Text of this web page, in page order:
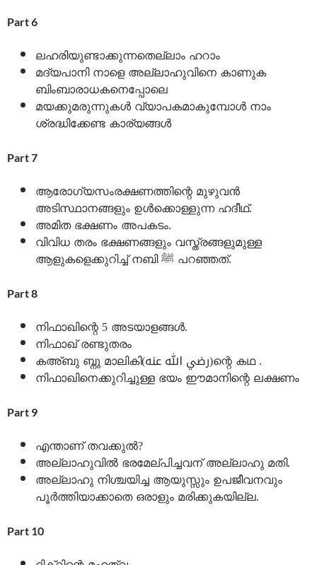
Part 6
ലഹരിയുണ്ടാക്കുന്നതെല്ലാം ഹറാം
മദ്യപാനി നാളെ അല്ലാഹുവിനെ കാണുക
ബിംബാരാധകനെപ്പോലെ
മയക്കുമരുന്നുകൾ വ്യാപകമാകുമ്പോൾ നാം
ശ്രദ്ധിക്കേണ്ട കാര്യങ്ങൾ
Part 7
ആരോഗ്യസംരക്ഷണത്തിന്റെ മുഴുവൻ
അടിസ്ഥാനങ്ങളും ഉൾക്കൊള്ളുന്ന ഹദീഥ്.
അമിത ഭക്ഷണം അപകടം.
വിവിധ തരം ഭക്ഷണങ്ങളും വസ്ത്രങ്ങളുമുള്ള
ആളുകളെക്കുറിച്ച് നബി ﷺ പറഞ്ഞത്.
Part 8
നിഫാഖിന്റെ 5 അടയാളങ്ങൾ.
നിഫാഖ് രണ്ടുതരം
കഅ്ബു ബ്നു മാലികി(رضي الله عنه)ന്റെ കഥ .
നിഫാഖിനെക്കുറിച്ചുള്ള ഭയം ഈമാനിന്റെ ലക്ഷണം
Part 9
എന്താണ് തവക്കുൽ?
അല്ലാഹുവിൽ ഭരമേല്പിച്ചവന് അല്ലാഹു മതി.
അല്ലാഹു നിശ്ചയിച്ച ആയുസ്സും ഉപജീവനവും
പൂർത്തിയാക്കാതെ ഒരാളും മരിക്കുകയില്ല.
Part 10